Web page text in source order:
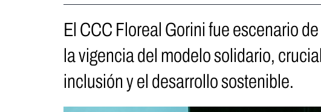
El CCC Floreal Gorini fue escenario
la vigencia del modelo solidario,
inclusión y el desarrollo sostenible.